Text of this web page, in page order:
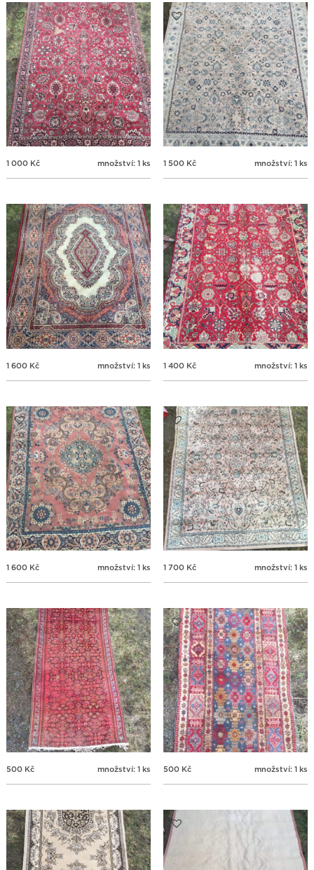
1 000 Kč množství: 1 ks 1 500 Kč množství: 1 ks
1 600 Kč množství: 1 ks 1 400 Kč množství: 1 ks
1 600 Kč množství: 1 ks 1 700 Kč množství: 1 ks
500 Kč množství: 1 ks 500 Kč množství: 1 ks